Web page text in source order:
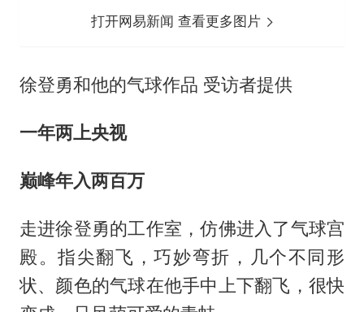
打开网易新闻 查看更多图片
徐登勇和他的气球作品 受访者提供
一年两上央视
巅峰年入两百万
走进徐登勇的工作室，仿佛进入了气球宫
殿。指尖翻飞，巧妙弯折，几个不同形
状、颜色的气球在他手中上下翻飞，很快